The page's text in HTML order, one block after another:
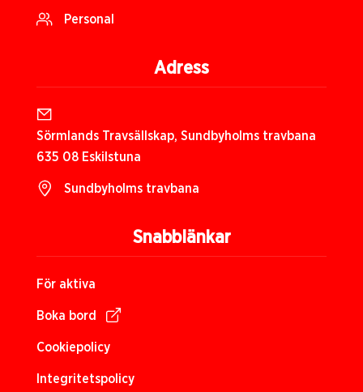
Snabblänkar
För aktiva
Boka bord
Cookiepolicy
Integritetspolicy
Personal
Adress
Sörmlands Travsällskap, Sundbyholms travbana
635 08 Eskilstuna
Sundbyholms travbana